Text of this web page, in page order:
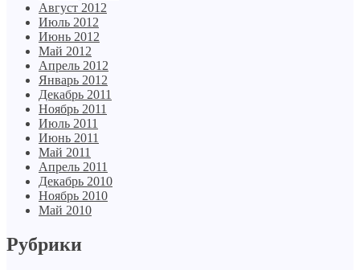
Август 2012
Июль 2012
Июнь 2012
Май 2012
Апрель 2012
Январь 2012
Декабрь 2011
Ноябрь 2011
Июль 2011
Июнь 2011
Май 2011
Апрель 2011
Декабрь 2010
Ноябрь 2010
Май 2010
Рубрики